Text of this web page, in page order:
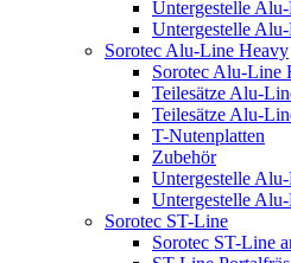
Untergestelle
Untergestelle
Sorotec Alu-Line Heavy
Sorotec Alu-Line
Teilesätze Alu-
Teilesätze Alu-
T-Nutenplatten
Zubehör
Untergestelle
Untergestelle
Sorotec ST-Line
Sorotec ST-Line